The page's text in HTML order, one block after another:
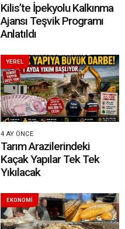
Kilis’te İpekyolu Kalkınma
Ajansı Teşvik Programı
Anlatıldı
YEREL
4 AY ÖNCE
Tarım Arazilerindeki
Kaçak Yapılar Tek Tek
Yıkılacak
EKONOMİ